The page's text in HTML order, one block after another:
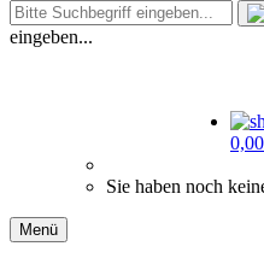
eingeben...
Sie haben noch
Menü